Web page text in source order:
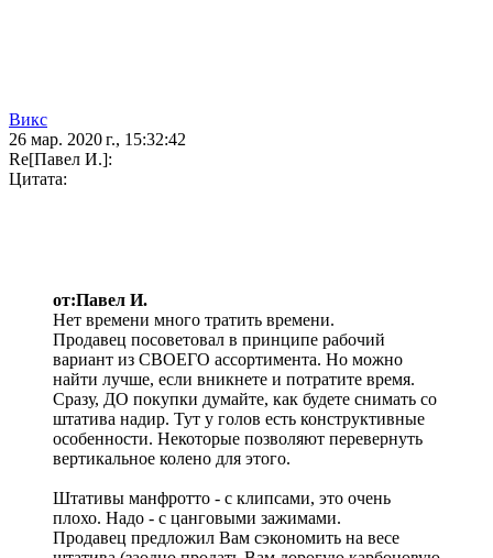
Викс
26 мар. 2020 г., 15:32:42
Re[Павел И.]:
Цитата:
от:Павел И.
Нет времени много тратить времени.
Продавец посоветовал в принципе рабочий
вариант из СВОЕГО ассортимента. Но можно
найти лучше, если вникнете и потратите время.
Сразу, ДО покупки думайте, как будете снимать со
штатива надир. Тут у голов есть конструктивные
особенности. Некоторые позволяют перевернуть
вертикальное колено для этого.
Штативы манфротто - с клипсами, это очень
плохо. Надо - с цанговыми зажимами.
Продавец предложил Вам сэкономить на весе